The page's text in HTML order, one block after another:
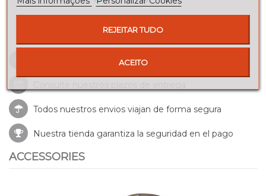
Envíos a toda la península
Todos nuestros envios viajan de forma segura
Nuestra tienda garantiza la seguridad en el pago
ACCESSORIES
REJEITAR TUDO
ACEITO